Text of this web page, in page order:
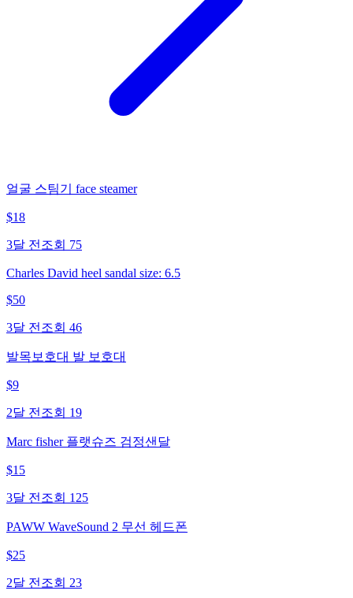
얼굴 스팀기 face steamer
$18
3달 전 조회 75
Charles David heel sandal size: 6.5
$50
3달 전 조회 46
발목보호대 발 보호대
$9
2달 전 조회 19
Marc fisher 플랫슈즈 검정샌달
$15
3달 전 조회 125
PAWW WaveSound 2 무선 헤드폰
$25
2달 전 조회 23